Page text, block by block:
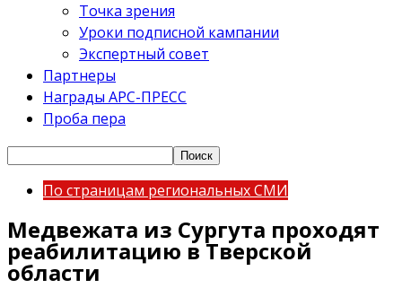
Точка зрения
Уроки подписной кампании
Экспертный совет
Партнеры
Награды АРС-ПРЕСС
Проба пера
По страницам региональных СМИ
Медвежата из Сургута проходят
реабилитацию в Тверской
области